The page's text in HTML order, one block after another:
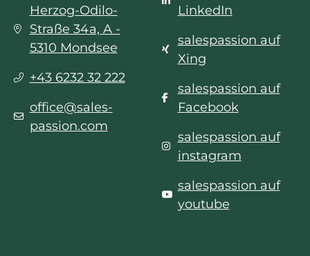
Herzog-Odilo-
Straße 34a, A -
5310 Mondsee
+43 6232 32 222
office@sales-
passion.com
LinkedIn
salespassion auf
Xing
salespassion auf
Facebook
salespassion auf
instagram
salespassion auf
youtube